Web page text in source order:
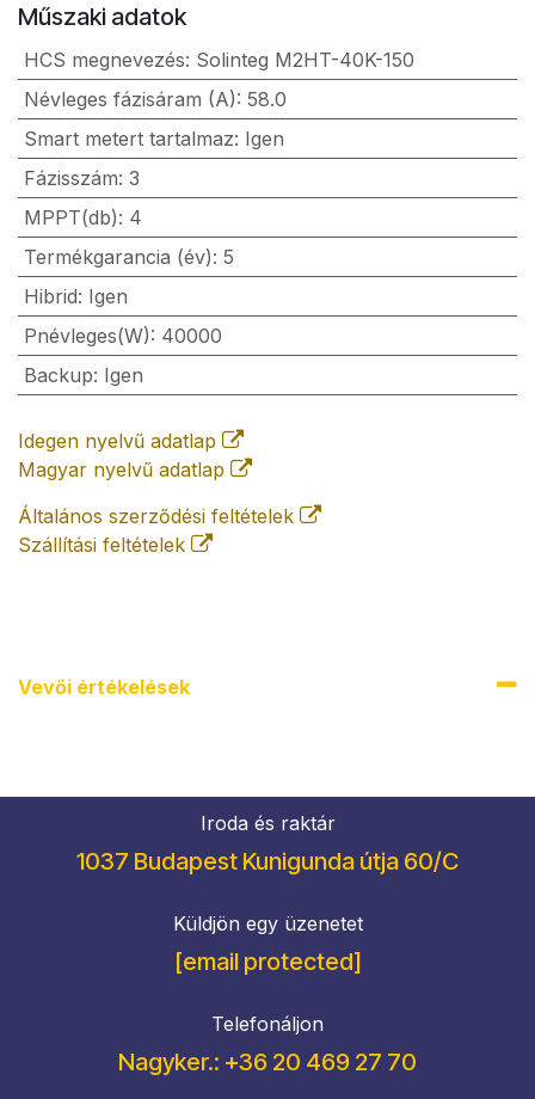
Műszaki adatok
HCS megnevezés: Solinteg M2HT-40K-150
Névleges fázisáram (A): 58.0
Smart metert tartalmaz: Igen
Fázisszám: 3
MPPT(db): 4
Termékgarancia (év): 5
Hibrid: Igen
Pnévleges(W): 40000
Backup: Igen
Idegen nyelvű adatlap
Magyar nyelvű adatlap
Általános szerződési feltételek
Szállítási feltételek
Vevői értékel​ések
Iroda és raktár
1037 Budapest Kunigunda útja 60/C
Küldjön egy üzenetet
[email protected]
Telefonáljon
Nagyker.: +36 20 469 27 70